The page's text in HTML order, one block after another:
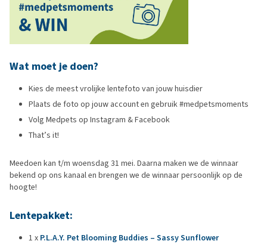
Wat moet je doen?
Kies de meest vrolijke lentefoto van jouw huisdier
Plaats de foto op jouw account en gebruik #medpetsmoments
Volg Medpets op Instagram & Facebook
That’s it!
Meedoen kan t/m woensdag 31 mei. Daarna maken we de winnaar
bekend op ons kanaal en brengen we de winnaar persoonlijk op de
hoogte!
Lentepakket:
1 x P.L.A.Y. Pet Blooming Buddies – Sassy Sunflower